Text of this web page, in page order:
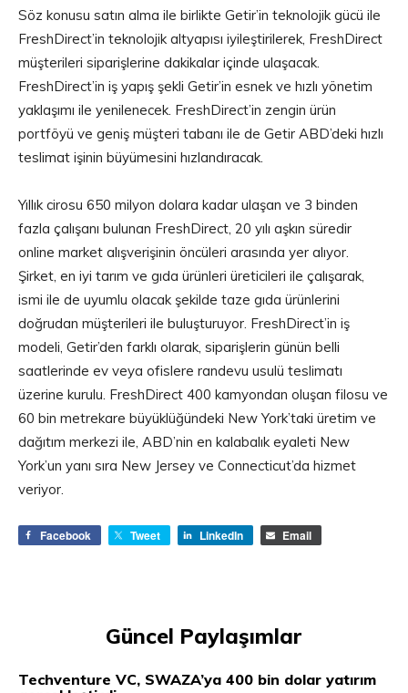
Söz konusu satın alma ile birlikte Getir’in teknolojik gücü ile
FreshDirect’in teknolojik altyapısı iyileştirilerek, FreshDirect
müşterileri siparişlerine dakikalar içinde ulaşacak.
FreshDirect’in iş yapış şekli Getir’in esnek ve hızlı yönetim
yaklaşımı ile yenilenecek. FreshDirect’in zengin ürün
portföyü ve geniş müşteri tabanı ile de Getir ABD’deki hızlı
teslimat işinin büyümesini hızlandıracak.
Yıllık cirosu 650 milyon dolara kadar ulaşan ve 3 binden
fazla çalışanı bulunan FreshDirect, 20 yılı aşkın süredir
online market alışverişinin öncüleri arasında yer alıyor.
Şirket, en iyi tarım ve gıda ürünleri üreticileri ile çalışarak,
ismi ile de uyumlu olacak şekilde taze gıda ürünlerini
doğrudan müşterileri ile buluşturuyor. FreshDirect’in iş
modeli, Getir’den farklı olarak, siparişlerin günün belli
saatlerinde ev veya ofislere randevu usulü teslimatı
üzerine kurulu. FreshDirect 400 kamyondan oluşan filosu ve
60 bin metrekare büyüklüğündeki New York’taki üretim ve
dağıtım merkezi ile, ABD’nin en kalabalık eyaleti New
York’un yanı sıra New Jersey ve Connecticut’da hizmet
veriyor.
Facebook Tweet LinkedIn Email
Güncel Paylaşımlar
Techventure VC, SWAZA’ya 400 bin dolar yatırım